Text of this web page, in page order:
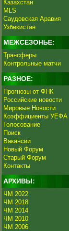
Казахстан
MLS
Саудовская Аравия
Узбекистан
МЕЖСЕЗОНЬЕ:
Трансферы
Контрольные матчи
РАЗНОЕ:
Прогнозы от ФНК
Российские новости
Мировые Новости
Коэффициенты УЕФА
Голосование
Поиск
Вакансии
Новый Форум
Старый Форум
Контакты
АРХИВЫ:
ЧМ 2022
ЧМ 2018
ЧМ 2014
ЧМ 2010
ЧМ 2006